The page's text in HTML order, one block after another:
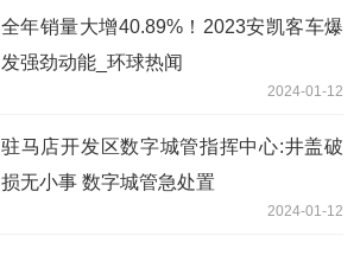
全年销量大增40.89%！2023安凯客车爆
发强劲动能_环球热闻
2024-01-12
驻马店开发区数字城管指挥中心:井盖破
损无小事 数字城管急处置
2024-01-12